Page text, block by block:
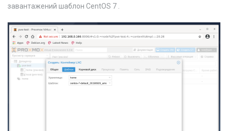
завантажений шаблон CentOS 7 .